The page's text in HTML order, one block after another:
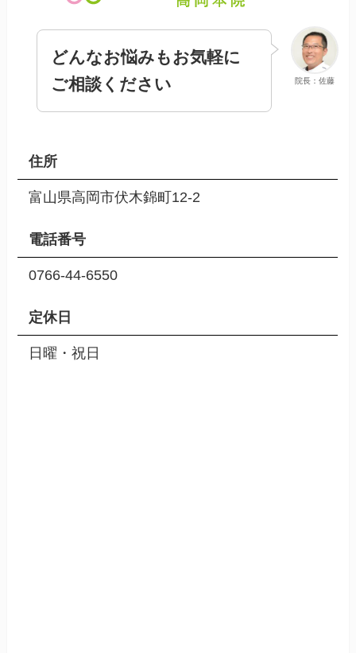
院長：佐藤
どんなお悩みもお気軽に
ご相談ください
住所
富山県高岡市伏木錦町12-2
電話番号
0766-44-6550
定休日
日曜・祝日